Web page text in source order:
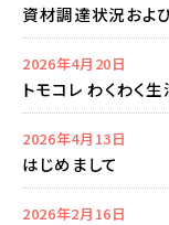
資材調達状況およ
2026年4月20日
トモコレ わくわく生
2026年4月13日
はじめまして
2026年2月16日